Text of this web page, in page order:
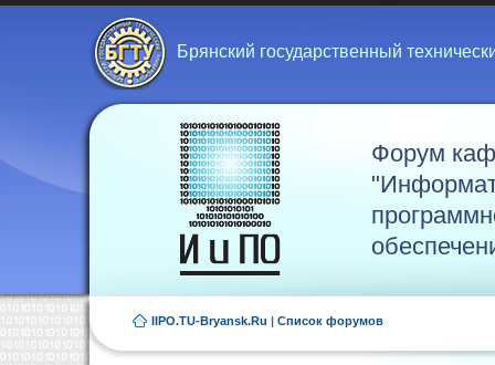
Брянский государственный
Форум
IIPO.TU-Bryansk.Ru | Список форумов